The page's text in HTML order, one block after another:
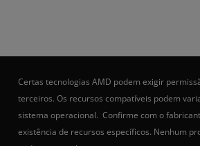
Certas tecnologias AMD podem exigir
terceiros. Os recursos compatíveis podem
sistema operacional. Confirme com o
existência de recursos específicos. Nenhum